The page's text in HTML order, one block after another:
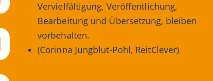
Vervielfältigung, Veröffentlichung,
Bearbeitung und Übersetzung, bleiben
vorbehalten.
(Corinna Jungblut-Pohl, ReitClever)